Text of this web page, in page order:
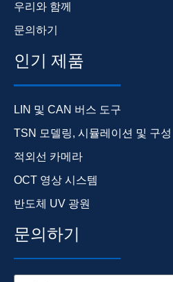
우리와 함께
문의하기
인기 제품
LIN 및 CAN 버스 도구
TSN 모델링, 시뮬레이션 및 구성
적외선 카메라
OCT 영상 시스템
반도체 UV 광원
문의하기